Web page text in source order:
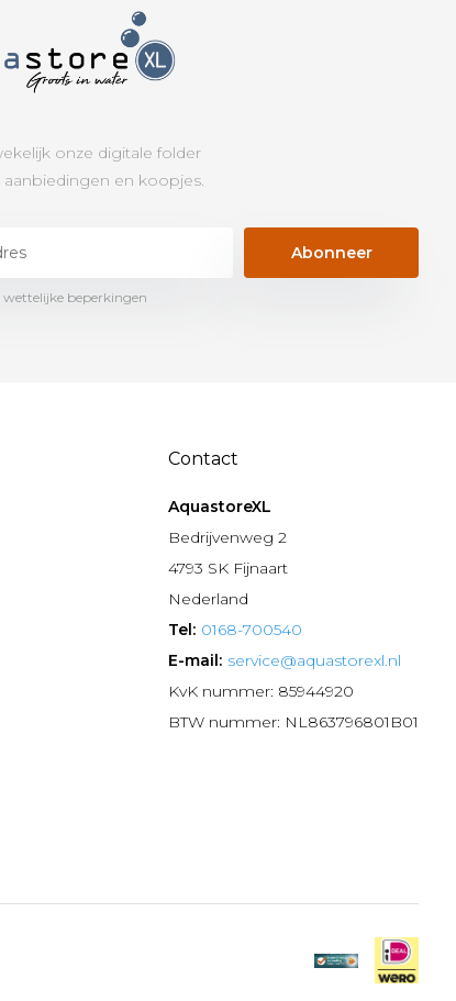
onze digitale folder
en koopjes.
Abonneer
wettelijke beperkingen
Contact
AquastoreXL
Bedrijvenweg 2
4793 SK Fijnaart
Nederland
Tel: 0168-700540
E-mail: service@aquastorexl.nl
KvK nummer: 85944920
BTW nummer: NL863796801B01